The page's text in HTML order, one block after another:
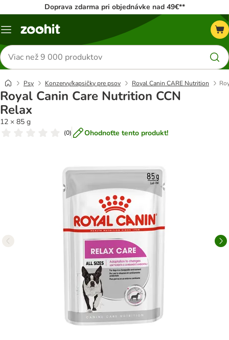
Doprava zdarma pri objednávke nad 49€**
Kategórie
Hľadať
produkty
Psy Konzervy/kapsičky pre psov Royal Canin CARE Nutrition
Royal Canin Care Nutrition CCN
Relax
12 × 85 g
(0) Ohodnoťte tento produkt!